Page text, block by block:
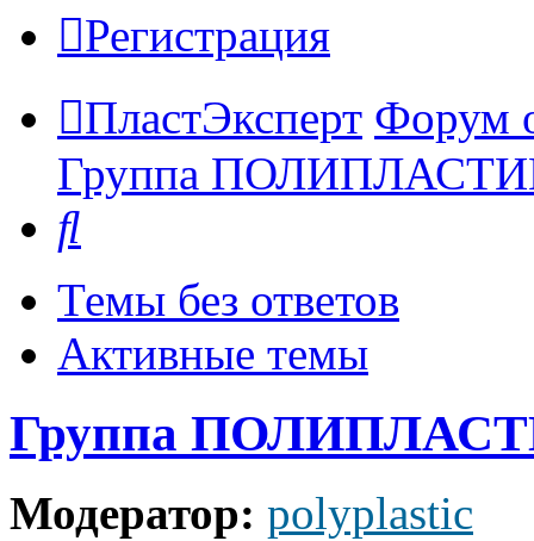
Регистрация
ПластЭксперт Форум
Группа
Темы без ответов
Активные темы
Группа
Модератор: polyplastic